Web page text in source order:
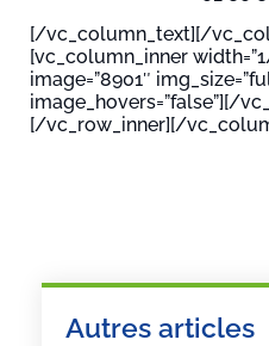
[/vc_column_text][/
[vc_column_inner
image=”8901″
image_hovers=”false”][/
[/vc_row_inner][/
Autres articles